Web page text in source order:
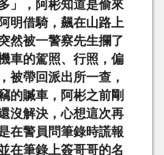
」，阿彬知道是偷來
明借騎，飆在山路上
然被一警察先生攔了
車的駕照、行照，偏
被帶回派出所一查，
的贓車，阿彬之前剛
沒解決，心想這次再
在警員問筆錄時謊報
在筆錄上簽哥哥的名